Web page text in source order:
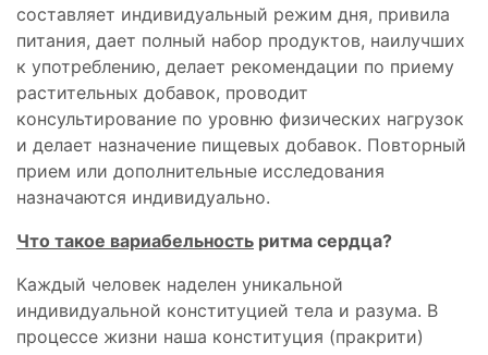
составляет индивидуальный режим дня, привила
питания, дает полный набор продуктов, наилучших
к употреблению, делает рекомендации по приему
растительных добавок, проводит
консультирование по уровню физических нагрузок
и делает назначение пищевых добавок. Повторный
прием или дополнительные исследования
назначаются индивидуально.
Что такое вариабельность ритма сердца?
Каждый человек наделен уникальной
индивидуальной конституцией тела и разума. В
процессе жизни наша конституция (пракрити)